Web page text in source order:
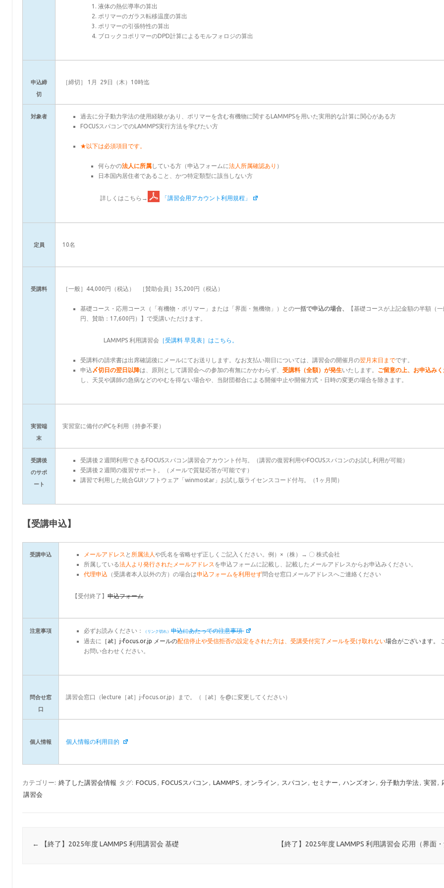
液体の熱伝導率の算出
ポリマーのガラス転移温度の算出
ポリマーの引張特性の算出
ブロックコポリマーのDPD計算によるモルフォロジの算出
申込締
切
［締切］ 1月 29日（木）10時迄
対象者
過去に分子動力学法の使用経験があり、ポリマーを含む有機物に関するLAMMPSを用いた実用的な計算に関心がある方
FOCUSスパコンでのLAMMPS実行方法を学びたい方
★以下は必須項目です。
何らかの法人に所属している方（申込フォームに法人所属確認あり ）
日本国内居住者であること、かつ特定類型に該当しない方
詳しくはこちら→ 「講習会用アカウント利用規程」
定員 10名
受講料 ［一般］44,000円（税込） ［賛助会員］35,200円（税込）
基礎コース・応用コース（「有機物・ポリマー」または「界面・無機物」）との一括で申込の場合、
【基礎コースが上記金額の半額（
円、賛助：17,600円）】で受講いただけます。
LAMMPS 利用講習会 ［受講料 早見表］はこちら。
受講料の請求書は出席確認後にメールにてお送りします。なお支払い期日については、講習会の開催月の翌月末日までです。
申込〆切日の翌日以降は、原則として講習会への参加の有無にかかわらず、受講料（全額）が発生いたします。 ご留意の上、お申込み
し、天災や講師の急病などのやむを得ない場合や、当財団都合による開催中止や開催方式・日時の変更の場合を除きます。
実習端
末
実習室に備付のPCを利用（持参不要）
受講後
のサポ
ート
受講後２週間利用できるFOCUSスパコン講習会アカウント付与。（講習の復習利用やFOCUSスパコンのお試し利用が可能）
受講後２週間の復習サポート。（メールで質疑応答が可能です）
講習で利用した統合GUIソフトウェア「winmostar」お試し版ライセンスコード付与。（1ヶ月間）
【受講申込】
受講申込 メールアドレス と 所属法人や氏名を省略せず正しくご記入ください。例）×（株）→ 〇 株式会社
所属している法人より発行されたメールアドレス を申込フォームに記載し、記載したメールアドレスからお申込みください。
代理申込
（受講者本人以外の方）の場合は申込フォームを利用せず問合せ窓口メールアドレスへご連絡ください
【受付終了】申込フォーム
注意事項 必ずお読みください：
申込にあたっての注意事項
過去に
［at］j-focus.or.jp メールの配信停止や受信拒否の設定をされた方は、受講受付完了メールを受け取れない場合がございます。
お問い合わせください。
問合せ窓
口
講習会窓口（lecture［at］j-focus.or.jp）まで。（［at］を@に変更してください）
個人情報 個人情報の利用目的
カテゴリー: 終了した講習会情報 タグ: FOCUS , FOCUSスパコン , LAMMPS , オンライン , スパコン , セミナー , ハンズオン , 分子動力学法, 実習 ,
講習会
投稿ナビゲーション
← 【終了】2025年度 LAMMPS 利用講習会 基礎 【終了】2025年度 LAMMPS 利用講習会 応用（界面・